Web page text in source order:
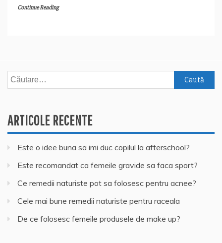
Continue Reading
Caută
după:
ARTICOLE RECENTE
Este o idee buna sa imi duc copilul la afterschool?
Este recomandat ca femeile gravide sa faca sport?
Ce remedii naturiste pot sa folosesc pentru acnee?
Cele mai bune remedii naturiste pentru raceala
De ce folosesc femeile produsele de make up?